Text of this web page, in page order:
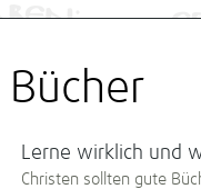
Bücher
Lerne wirklich und
Christen sollten gute